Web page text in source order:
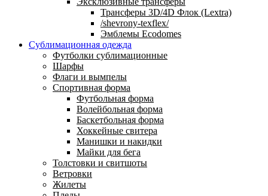
Трансферы 3D/4D Флок (Lextra)
/shevrony-texflex/
Эмблемы Ecodomes
Сублимационная одежда
Футболки сублимационные
Шарфы
Флаги и вымпелы
Спортивная форма
Футбольная форма
Волейбольная форма
Баскетбольная форма
Хоккейные свитера
Манишки и накидки
Майки для бега
Толстовки и свитшоты
Ветровки
Жилеты